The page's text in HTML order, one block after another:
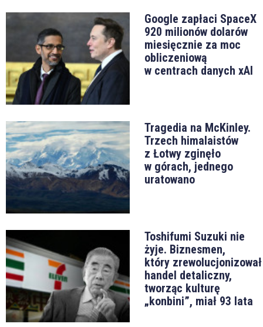
Google zapłaci SpaceX
920 milionów dolarów
miesięcznie za moc
obliczeniową
w centrach danych xAI
Tragedia na McKinley.
Trzech himalaistów
z Łotwy zginęło
w górach, jednego
uratowano
Toshifumi Suzuki nie
żyje. Biznesmen,
który zrewolucjonizował
handel detaliczny,
tworząc kulturę
„konbini”, miał 93 lata